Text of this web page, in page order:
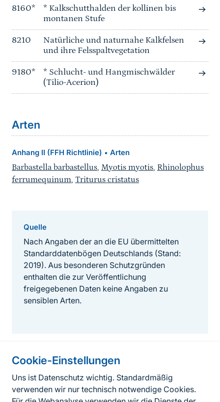
Cookie-Einstellungen
Uns ist Datenschutz wichtig. Standardmäßig
verwenden wir nur technisch notwendige Cookies.
8160*
* Kalkschutthalden der kollinen bis
montanen Stufe
8210
Natürliche und naturnahe Kalkfelsen
und ihre Felsspaltvegetation
9180*
* Schlucht- und Hangmischwälder
(Tilio-Acerion)
Arten
Anhang II (FFH Richtlinie) • Arten
Barbastella barbastellus, Myotis myotis, Rhinolophus
ferrumequinum, Triturus cristatus
Quelle
Nach Angaben der an die EU übermittelten
Standarddatenbögen Deutschlands (Stand:
2019). Aus besonderen Schutzgründen
enthalten die zur Veröffentlichung
freigegebenen Daten keine Angaben zu
sensiblen Arten.
Informationen zur Seite
FußzeileKontakt zum BfN